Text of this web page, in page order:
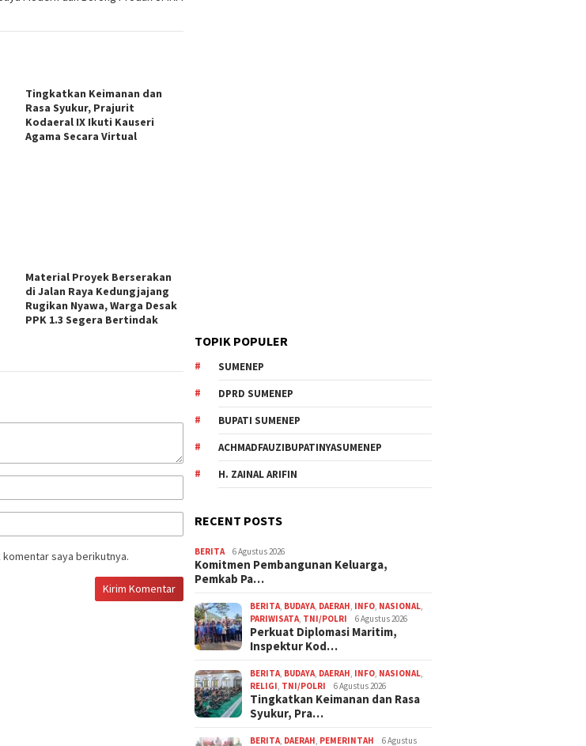
Tingkatkan Keimanan dan
Rasa Syukur, Prajurit
Kodaeral IX Ikuti Kauseri
Agama Secara Virtual
Material Proyek Berserakan
di Jalan Raya Kedungjajang
Rugikan Nyawa, Warga Desak
PPK 1.3 Segera Bertindak
komentar saya berikutnya.
TOPIK POPULER
SUMENEP
DPRD SUMENEP
BUPATI SUMENEP
ACHMADFAUZIBUPATINYASUMENEP
H. ZAINAL ARIFIN
RECENT POSTS
BERITA 6 Agustus 2026
Komitmen Pembangunan Keluarga,
Pemkab Pa…
BERITA, BUDAYA, DAERAH, INFO, NASIONAL,
PARIWISATA, TNI/POLRI 6 Agustus 2026
Perkuat Diplomasi Maritim,
Inspektur Kod…
BERITA, BUDAYA, DAERAH, INFO, NASIONAL,
RELIGI, TNI/POLRI 6 Agustus 2026
Tingkatkan Keimanan dan Rasa
Syukur, Pra…
BERITA, DAERAH, PEMERINTAH 6 Agustus